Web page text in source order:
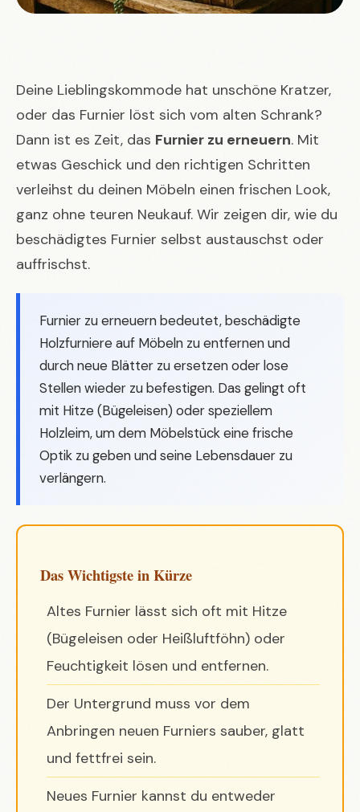
Deine Lieblingskommode hat unschöne Kratzer,
oder das Furnier löst sich vom alten Schrank?
Dann ist es Zeit, das Furnier zu erneuern. Mit
etwas Geschick und den richtigen Schritten
verleihst du deinen Möbeln einen frischen Look,
ganz ohne teuren Neukauf. Wir zeigen dir, wie du
beschädigtes Furnier selbst austauschst oder
auffrischst.
Furnier zu erneuern bedeutet, beschädigte
Holzfurniere auf Möbeln zu entfernen und
durch neue Blätter zu ersetzen oder lose
Stellen wieder zu befestigen. Das gelingt oft
mit Hitze (Bügeleisen) oder speziellem
Holzleim, um dem Möbelstück eine frische
Optik zu geben und seine Lebensdauer zu
verlängern.
Das Wichtigste in Kürze
Altes Furnier lässt sich oft mit Hitze
(Bügeleisen oder Heißluftföhn) oder
Feuchtigkeit lösen und entfernen.
Der Untergrund muss vor dem
Anbringen neuen Furniers sauber, glatt
und fettfrei sein.
Neues Furnier kannst du entweder